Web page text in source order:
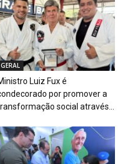
GERAL
Luiz Fux é
por promover a
social através...